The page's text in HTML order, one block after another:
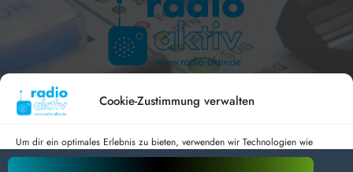
Cookie-Zustimmung verwalten
Um dir ein optimales Erlebnis zu bieten, verwenden wir Technologien wie
Cookies, um Geräteinformationen zu speichern und/oder darauf zuzugreifen.
Hameln 99.3 – Bad Pyrmont 94.8 – Bad Münder 107.2 –
DAB+ 9C